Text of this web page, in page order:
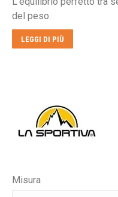
era:
€150,00.
è:
del peso.
LEGGI DI PIÙ
Misura